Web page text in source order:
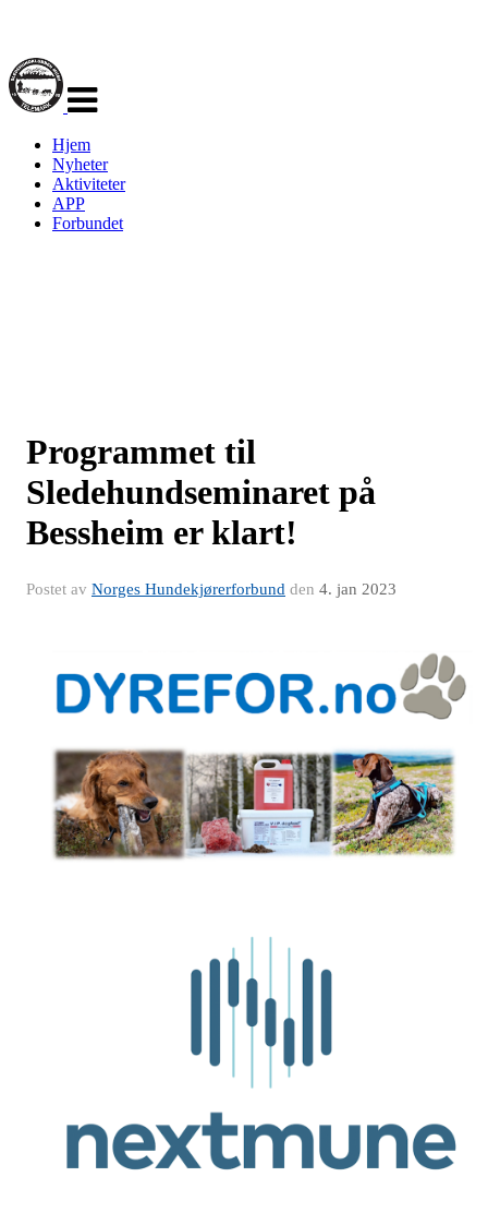
navigasjon
Hjem
Nyheter
Aktiviteter
APP
Forbundet
Programmet til
Sledehundseminaret på
Bessheim er klart!
Postet av Norges Hundekjørerforbund den 4. jan 2023